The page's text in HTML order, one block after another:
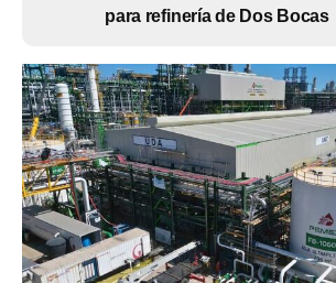
para refinería de Dos Bocas